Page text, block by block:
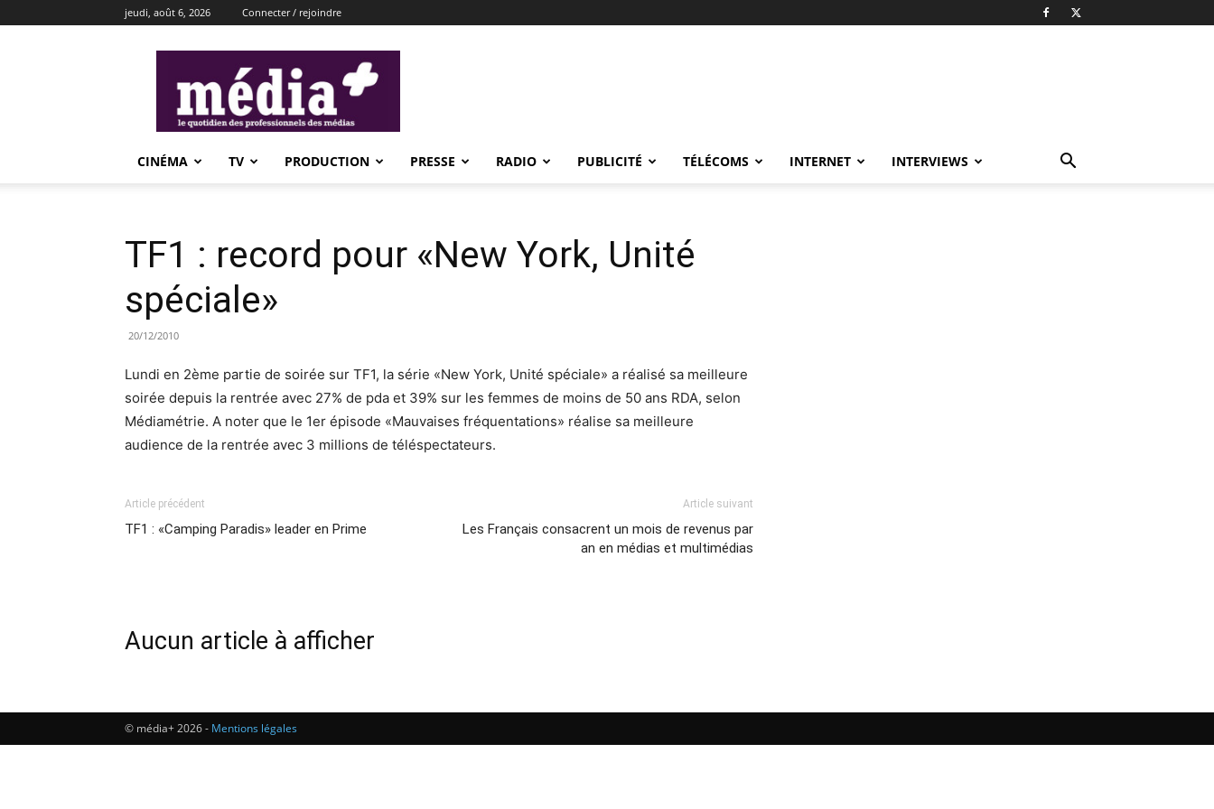
jeudi, août 6, 2026 Connecter / rejoindre
CINÉMA TV PRODUCTION PRESSE RADIO PUBLICITÉ TÉLÉCOMS INTERNET INTERVIEWS
TF1 : record pour «New York, Unité
spéciale»
20/12/2010
Lundi en 2ème partie de soirée sur TF1, la série «New York, Unité spéciale» a réalisé sa meilleure
soirée depuis la rentrée avec 27% de pda et 39% sur les femmes de moins de 50 ans RDA, selon
Médiamétrie. A noter que le 1er épisode «Mauvaises fréquentations» réalise sa meilleure
audience de la rentrée avec 3 millions de téléspectateurs.
Article précédent
TF1 : «Camping Paradis» leader en Prime
Article suivant
Les Français consacrent un mois de revenus par
an en médias et multimédias
Aucun article à afficher
© média+ 2026 - Mentions légales